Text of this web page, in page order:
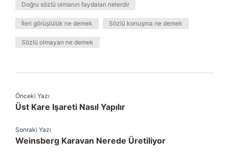
Doğru sözlü olmanın faydaları nelerdir
İleri görüşlülük ne demek Sözlü konuşma ne demek
Sözlü olmayan ne demek
Önceki Yazı
Üst Kare Işareti Nasıl Yapılır
Sonraki Yazı
Weinsberg Karavan Nerede Üretiliyor